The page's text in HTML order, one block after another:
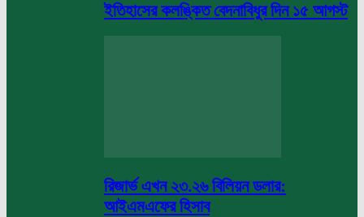
ইতিহাসের কলঙ্কিত বেদনাবিধুর দিন ১৫ আগস্ট
রিজার্ভ এখন ২৩.২৬ বিলিয়ন ডলার:
আইএমএফের হিসাব